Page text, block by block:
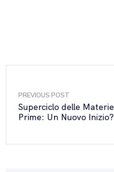
PREVIOUS POST
Superciclo delle Materie
Prime: Un Nuovo Inizio?